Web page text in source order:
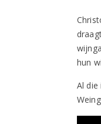
hun
Al